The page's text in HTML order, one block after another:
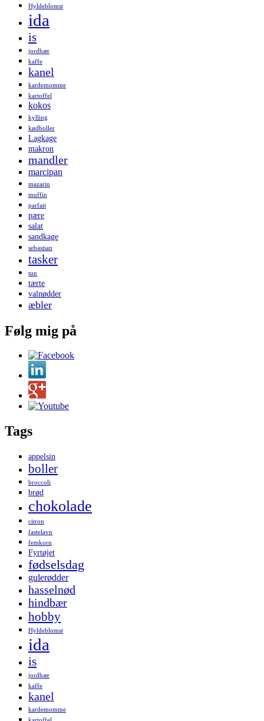
Hyldeblomst
ida
is
jordbær
kaffe
kanel
kardemomme
kartoffel
kokos
kylling
kødboller
Lagkage
makron
mandler
marcipan
mazarin
muffin
parfait
pære
salat
sandkage
sebastian
tasker
tun
tærte
valnødder
æbler
Følg mig på
Tags
appelsin
boller
broccoli
brød
chokolade
citron
fastelavn
femkorn
Fyrtøjet
fødselsdag
gulerødder
hasselnød
hindbær
hobby
Hyldeblomst
ida
is
jordbær
kaffe
kanel
kardemomme